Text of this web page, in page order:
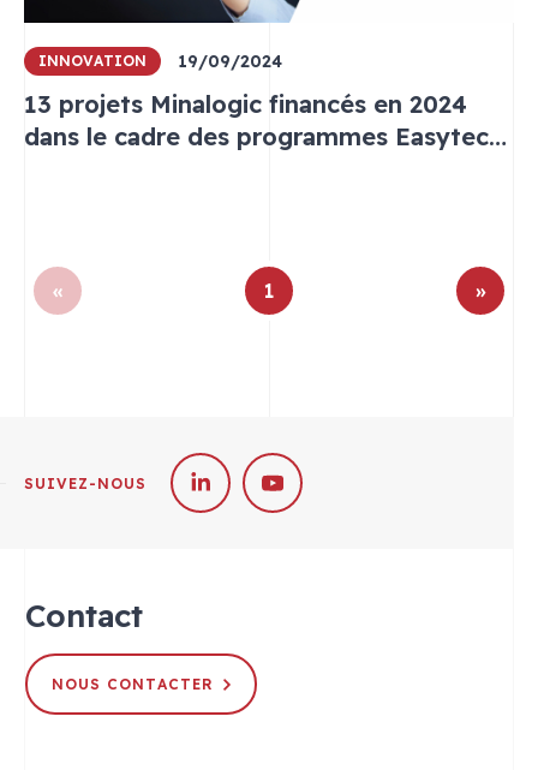
INNOVATION 19/09/2024
13 projets Minalogic financés en 2024
dans le cadre des programmes Easytech
« 1 »
SUIVEZ-NOUS
Contact
NOUS CONTACTER